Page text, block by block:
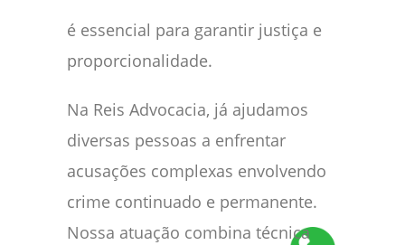
é essencial para garantir justiça e
proporcionalidade.
Na Reis Advocacia, já ajudamos
diversas pessoas a enfrentar
acusações complexas envolvendo
crime continuado e permanente.
Nossa atuação combina técnica